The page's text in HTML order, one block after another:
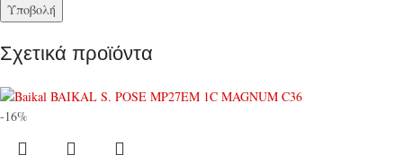
Σχετικά προϊόντα
-16%